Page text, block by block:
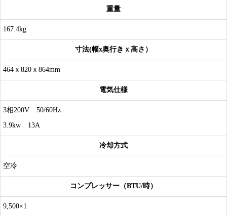
重量
167.4kg
寸法(幅x奥行きｘ高さ）
464ｘ820ｘ864mm
電気仕様
3相200V 50/60Hz
3.9kw 13A
冷却方式
空冷
コンプレッサー（BTU/時）
9,500×1